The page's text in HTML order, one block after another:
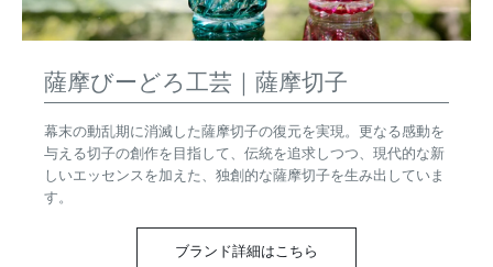
薩摩びーどろ工芸｜薩摩切子
幕末の動乱期に消滅した薩摩切子の復元を実現。更なる感動を
与える切子の創作を目指して、伝統を追求しつつ、現代的な新
しいエッセンスを加えた、独創的な薩摩切子を生み出していま
す。
ブランド詳細はこちら